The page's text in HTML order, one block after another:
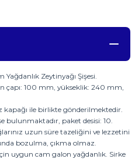
Zeytinyağı Şişesi.
çapı: 100 mm, yükseklik: 240 mm,
kapağı ile birlikte gönderilmektedir.
bulunmaktadır, paket desisi: 10.
uzun süre tazeliğini ve lezzetini
bozulma, çıkma olmaz.
uygun cam galon yağdanlık. Sirke